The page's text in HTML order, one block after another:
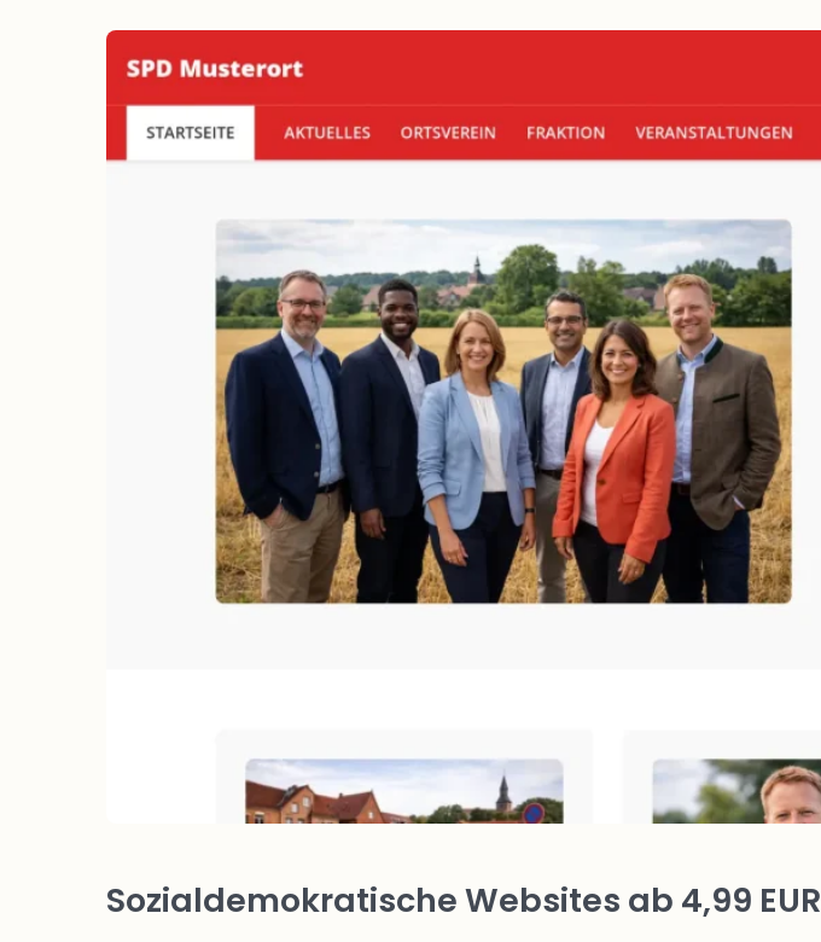
Wahlkampf auf Facebook
alle Altersgruppen
Sozialdemokratische Websites ab 4,99 EUR